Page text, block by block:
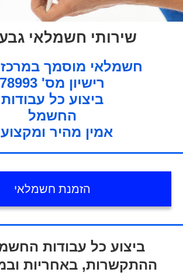
שירותי חשמלאי
חשמלאי מוסמך
רישיון מס' 78993
ביצוע כל עבודות
החשמל
!אמין מהיר
הזמנת חשמלאי
ביצוע כל עבודות
ההתקשרות, באחריות